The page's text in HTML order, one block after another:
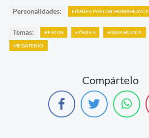
Personalidades: FÓSILES PASTOR HUMAHUACA
Temas: RESTOS FÓSILES HUMAHUACA
MEGATERIO
Compártelo